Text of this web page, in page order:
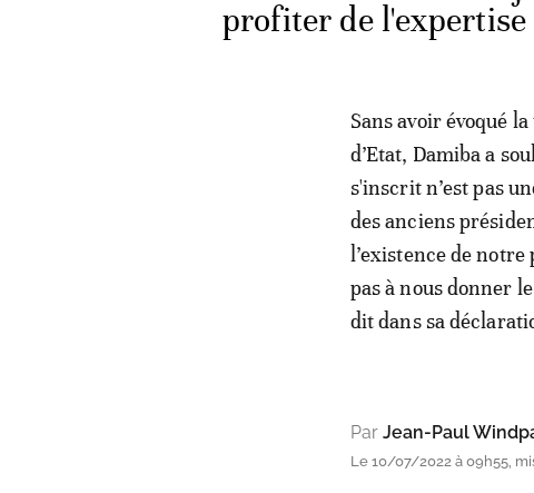
profiter de l'expertise
Sans avoir évoqué
d’Etat, Damiba a
s'inscrit n’est pas
des anciens
l’existence de
pas à nous donner
dit dans sa
Par Jean-Paul
Le 10/07/2022 à 09h55,